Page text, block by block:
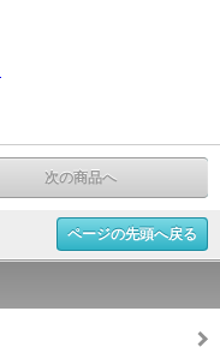
次の商品へ
ページの先頭へ戻る